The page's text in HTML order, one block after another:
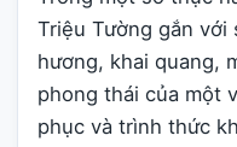
Triệu Tường gắn với
hương, khai quang,
phong thái của một
phục và trình thức